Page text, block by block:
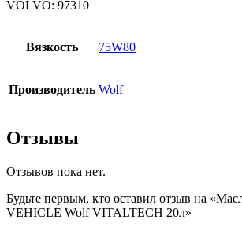
VOLVO: 97310
Вязкость 75W80
Производитель Wolf
Отзывы
Отзывов пока нет.
Будьте первым, кто оставил отзыв на
VEHICLE Wolf VITALTECH 20л»